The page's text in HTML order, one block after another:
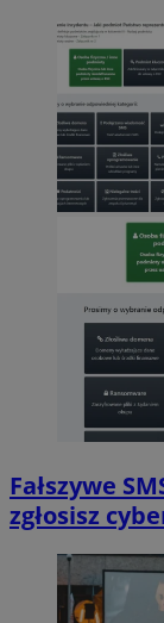
Fałszywe
zgłosisz